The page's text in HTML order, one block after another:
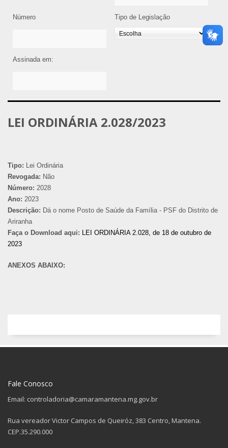
Número Tipo de Legislação
Assinada em:
LEI ORDINÁRIA 2.028/2023
Tipo: Lei Ordinária
Revogada: Não
Número: 2028
Ano: 2023
Descrição: Dá o nome Posto de Saúde da Família - PSF do Distrito de
Ariranha
Faça o Download aqui: LEI ORDINÁRIA 2.028, de 18 de outubro de
2023
ANEXOS ABAIXO:
Fale Conosco
Email: controladoria@camaramantena.mg.gov.br
Rua vereador Victor Campos de Queiróz, 383 Centro, Mantena.
CEP.35.290.000